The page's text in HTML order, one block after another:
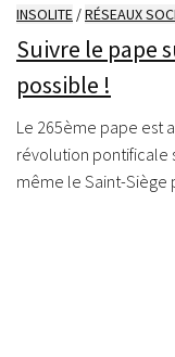
INSOLITE /RÉSEAUX
Suivre le pape
possible !
Le 265ème pape est
révolution pontificale
même le Saint-Siège